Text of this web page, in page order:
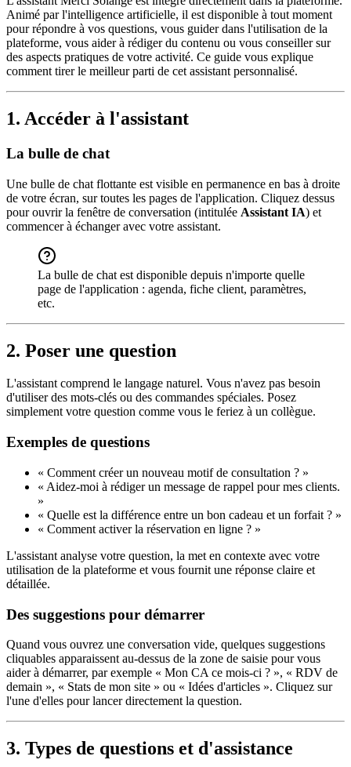
Animé par l'intelligence artificielle, il est disponible à tout moment
pour répondre à vos questions, vous guider dans l'utilisation de la
plateforme, vous aider à rédiger du contenu ou vous conseiller sur
des aspects pratiques de votre activité. Ce guide vous explique
comment tirer le meilleur parti de cet assistant personnalisé.
1. Accéder à l'assistant
La bulle de chat
Une bulle de chat flottante est visible en permanence en bas à droite
de votre écran, sur toutes les pages de l'application. Cliquez dessus
pour ouvrir la fenêtre de conversation (intitulée Assistant IA) et
commencer à échanger avec votre assistant.
La bulle de chat est disponible depuis n'importe quelle
page de l'application : agenda, fiche client, paramètres,
etc.
2. Poser une question
L'assistant comprend le langage naturel. Vous n'avez pas besoin
d'utiliser des mots-clés ou des commandes spéciales. Posez
simplement votre question comme vous le feriez à un collègue.
Exemples de questions
« Comment créer un nouveau motif de consultation ? »
« Aidez-moi à rédiger un message de rappel pour mes clients.
»
« Quelle est la différence entre un bon cadeau et un forfait ? »
« Comment activer la réservation en ligne ? »
L'assistant analyse votre question, la met en contexte avec votre
utilisation de la plateforme et vous fournit une réponse claire et
détaillée.
Des suggestions pour démarrer
Quand vous ouvrez une conversation vide, quelques suggestions
cliquables apparaissent au-dessus de la zone de saisie pour vous
aider à démarrer, par exemple « Mon CA ce mois-ci ? », « RDV de
demain », « Stats de mon site » ou « Idées d'articles ». Cliquez sur
l'une d'elles pour lancer directement la question.
3. Types de questions et d'assistance